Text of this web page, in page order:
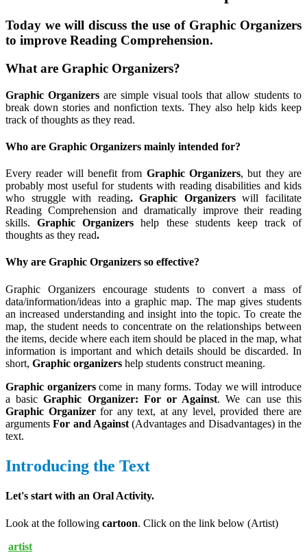
Today we will discuss the use of Graphic Organizers
to improve Reading Comprehension.
What are Graphic Organizers?
Graphic Organizersare simple visual tools that allow students to
break down stories and nonfiction texts. They also help kids keep
track of thoughts as they read.
Who are Graphic Organizers mainly intended for?
Every reader will benefit from Graphic Organizers, but they are
probably most useful for students with reading disabilities and kids
who struggle with reading. Graphic Organizerswill facilitate
Reading Comprehension and dramatically improve their reading
skills.Graphic Organizers help these students keep track of
thoughts as they read.
Why are Graphic Organizers so effective?
Graphic Organizers encourage students to convert a mass of
data/information/ideas into a graphic map. The map gives students
an increased understanding and insight into the topic. To create the
map, the student needs to concentrate on the relationships between
the items, decide where each item should be placed in the map, what
information is important and which details should be discarded. In
short, Graphic organizers help students construct meaning.
Graphic organizerscome in many forms. Today we will introduce
a basicGraphic Organizer: For or Against. We can use this
Graphic Organizerfor any text, at any level, provided there are
argumentsFor and Against(Advantages and Disadvantages) in the
text.
Introducing the Text
Let's start with an Oral Activity.
Look at the following cartoon. Click on the link below (Artist)
artist